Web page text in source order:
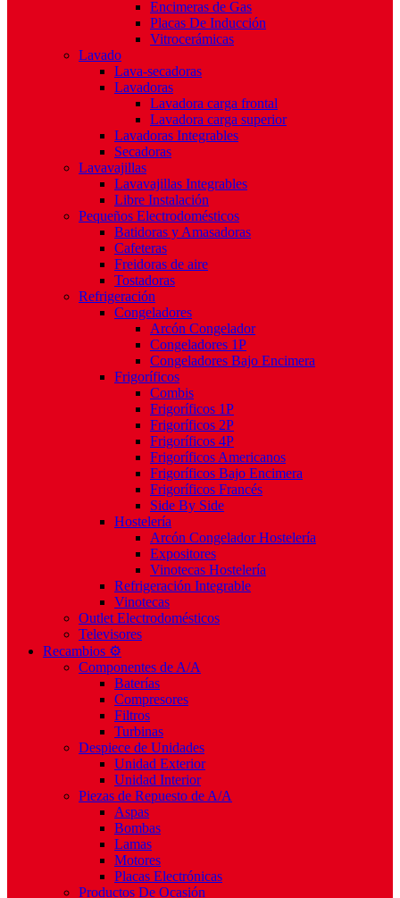
Encimeras de Gas
Placas De Inducción
Vitrocerámicas
Lavado
Lava-secadoras
Lavadoras
Lavadora carga frontal
Lavadora carga superior
Lavadoras Integrables
Secadoras
Lavavajillas
Lavavajillas Integrables
Libre Instalación
Pequeños Electrodomésticos
Batidoras y Amasadoras
Cafeteras
Freidoras de aire
Tostadoras
Refrigeración
Congeladores
Arcón Congelador
Congeladores 1P
Congeladores Bajo Encimera
Frigoríficos
Combis
Frigoríficos 1P
Frigoríficos 2P
Frigoríficos 4P
Frigoríficos Americanos
Frigoríficos Bajo Encimera
Frigoríficos Francés
Side By Side
Hostelería
Arcón Congelador Hostelería
Expositores
Vinotecas Hostelería
Refrigeración Integrable
Vinotecas
Outlet Electrodomésticos
Televisores
Recambios ⚙️
Componentes de A/A
Baterías
Compresores
Filtros
Turbinas
Despiece de Unidades
Unidad Exterior
Unidad Interior
Piezas de Repuesto de A/A
Aspas
Bombas
Lamas
Motores
Placas Electrónicas
Productos De Ocasión